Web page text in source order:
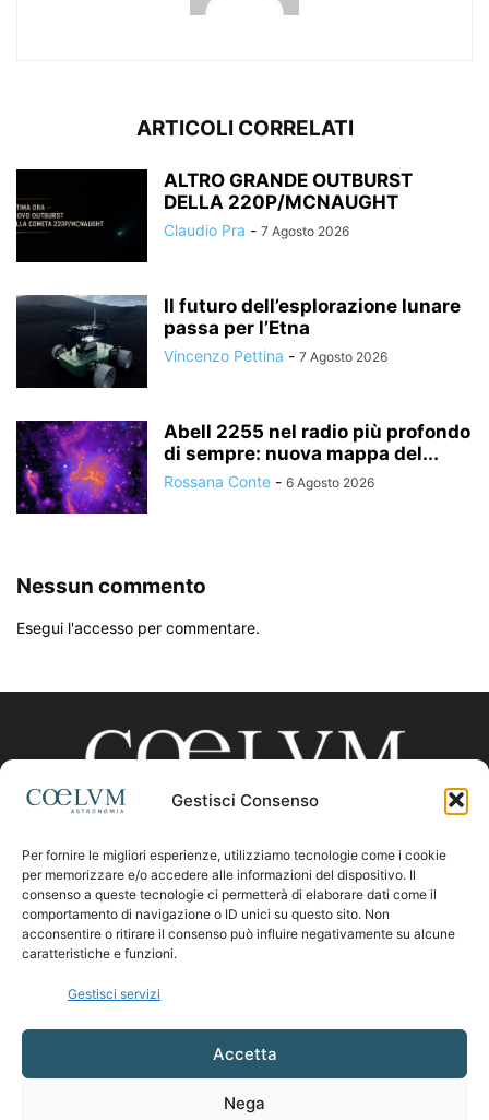
Gestisci Consenso
Per fornire le migliori esperienze, utilizziamo tecnologie come i cookie
per memorizzare e/o accedere alle informazioni del dispositivo. Il
consenso a queste tecnologie ci permetterà di elaborare dati come il
comportamento di navigazione o ID unici su questo sito. Non
acconsentire o ritirare il consenso può influire negativamente su alcune
caratteristiche e funzioni.
Gestisci servizi
Accetta
Nega
ARTICOLI CORRELATI
ALTRO GRANDE OUTBURST
DELLA 220P/MCNAUGHT
Claudio Pra - 7 Agosto 2026
Il futuro dell’esplorazione lunare
passa per l’Etna
Vincenzo Pettina - 7 Agosto 2026
Abell 2255 nel radio più profondo
di sempre: nuova mappa del...
Rossana Conte - 6 Agosto 2026
Nessun commento
Esegui l'accesso per commentare.
CHI SIAMO
Contattaci:coelumastro@coelum.com